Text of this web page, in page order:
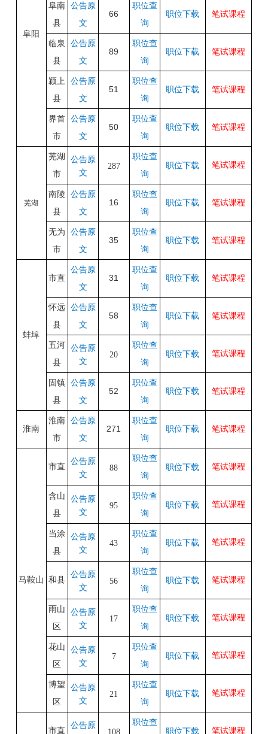
阜阳
阜南
县
公告原
文
66
职位查
询
职位下载 笔试课程
临泉
县
公告原
文
89
职位查
询
职位下载 笔试课程
颍上
县
公告原
文
51
职位查
询
职位下载 笔试课程
界首
市
公告原
文
50
职位查
询
职位下载 笔试课程
芜湖
芜湖
市
公告原
文
287
职位查
询
职位下载 笔试课程
南陵
县
公告原
文
16
职位查
询
职位下载 笔试课程
无为
市
公告原
文
35
职位查
询
职位下载 笔试课程
蚌埠
市直
公告原
文
31
职位查
询
职位下载 笔试课程
怀远
县
公告原
文
58
职位查
询
职位下载 笔试课程
五河
县
公告原
文
20
职位查
询
职位下载 笔试课程
固镇
县
公告原
文
52
职位查
询
职位下载 笔试课程
淮南
淮南
市
公告原
文
271
职位查
询
职位下载 笔试课程
马鞍山
市直
公告原
文
88
职位查
询
职位下载 笔试课程
含山
县
公告原
文
95
职位查
询
职位下载 笔试课程
当涂
县
公告原
文
43
职位查
询
职位下载 笔试课程
和县
公告原
文
56
职位查
询
职位下载 笔试课程
雨山
区
公告原
文
17
职位查
询
职位下载 笔试课程
花山
区
公告原
文
7
职位查
询
职位下载 笔试课程
博望
区
公告原
文
21
职位查
询
职位下载 笔试课程
市直
公告原
108
职位查
职位下载 笔试课程